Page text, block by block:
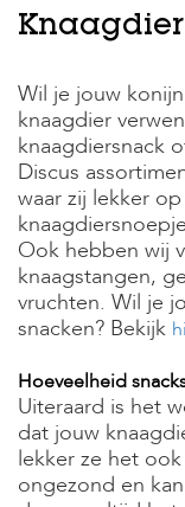
Wil je jouw
knaagdier
knaagdiersnack
Discus
waar zij lekker
Ook hebben wij
knaagstangen,
vruchten. Wil je
snacken? Bekijk
Hoeveelheid
Uiteraard is het
dat jouw
lekker ze het
ongezond en